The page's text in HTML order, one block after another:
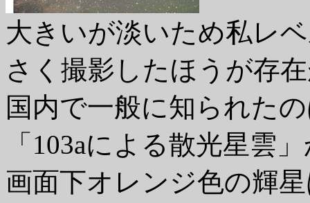
大きいが淡いため私レ
さく撮影したほうが存
国内で一般に知られた
「103aによる散光星雲
画面下オレンジ色の輝